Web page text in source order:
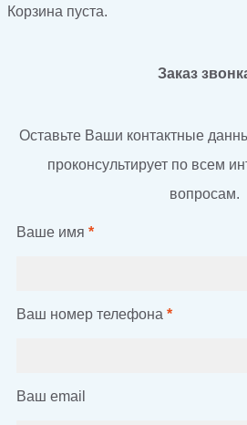
Корзина пуста.
Заказ
Оставьте Ваши контактные
проконсультирует по всем
вопросам.
Ваше имя *
Ваш номер телефона *
Ваш email